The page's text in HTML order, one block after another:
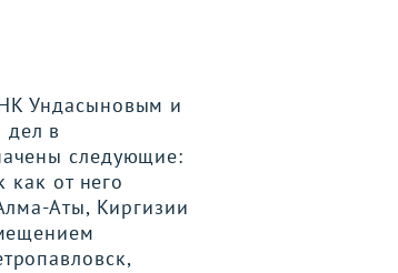
Ундасыновым и
в
следующие:
как от него
Аты, Киргизии